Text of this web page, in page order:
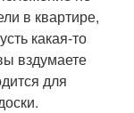
в квартире,
какая-то
вздумаете
для